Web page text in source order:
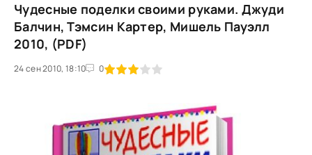
Чудесные поделки своими руками. Джуди
Балчин, Тэмсин Картер, Мишель Пауэлл
2010, (PDF)
24 сен 2010, 18:10 0
1 2 3 4 5